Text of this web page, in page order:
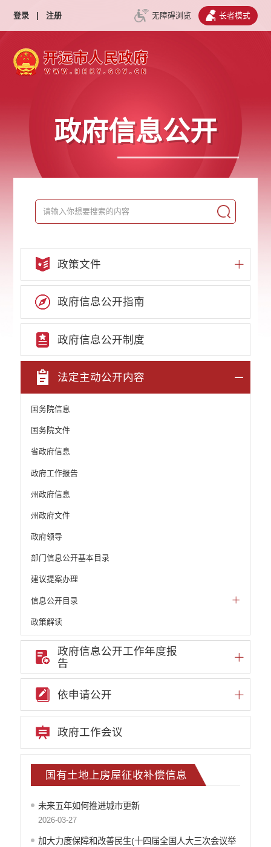
登录 | 注册 无障碍浏览 长者模式
政府信息公开
政策文件
政府信息公开指南
政府信息公开制度
法定主动公开内容
国务院信息
国务院文件
省政府信息
政府工作报告
州政府信息
州政府文件
政府领导
部门信息公开基本目录
建议提案办理
信息公开目录
政策解读
机构职能和权责清单
自然资源政务公开
重点领域信息公开
重大建设项目信息
安全生产信息公开
民政信息公开
推进面向转移落户人员的服务公开
质监信息公开
学校信息公开
住房保障信息公开
工商登记和事中事后监管信息公开
价格和收费信息公开
政府信息公开工作年度报
告
依申请公开
政府工作会议
国有土地上房屋征收补偿信息
未来五年如何推进城市更新
2026-03-27
加大力度保障和改善民生(十四届全国人大三次会议举